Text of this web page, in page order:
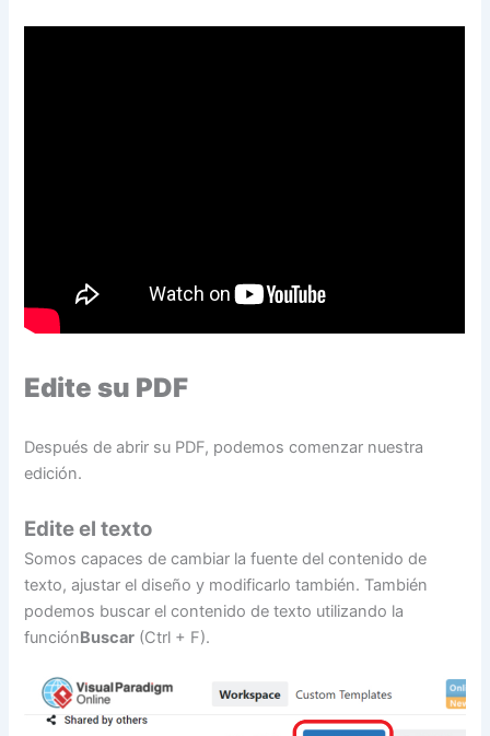
Edite su PDF
Después de abrir su PDF, podemos comenzar nuestra
edición.
Edite el texto
Somos capaces de cambiar la fuente del contenido de
texto, ajustar el diseño y modificarlo también. También
podemos buscar el contenido de texto utilizando la
funciónBuscar (Ctrl + F).